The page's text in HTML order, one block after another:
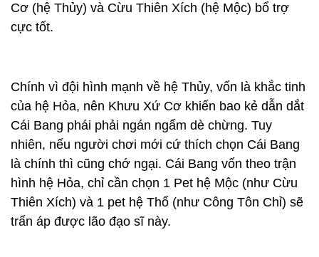
Cơ (hệ Thủy) và Cừu Thiên Xích (hệ Mộc) bổ trợ
cực tốt.
Chính vì đội hình mạnh về hệ Thủy, vốn là khắc tinh
của hệ Hỏa, nên Khưu Xứ Cơ khiến bao kẻ dẫn dắt
Cái Bang phái phải ngán ngẩm dè chừng. Tuy
nhiên, nếu người chơi mới cứ thích chọn Cái Bang
là chính thì cũng chớ ngại. Cái Bang vốn theo trận
hình hệ Hỏa, chỉ cần chọn 1 Pet hệ Mộc (như Cừu
Thiên Xích) và 1 pet hệ Thổ (như Công Tôn Chỉ) sẽ
trấn áp được lão đạo sĩ này.